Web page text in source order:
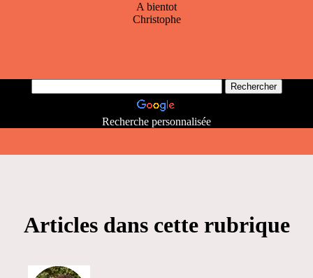
A bientot
Christophe
Recherche personnalisée
Articles dans cette rubrique